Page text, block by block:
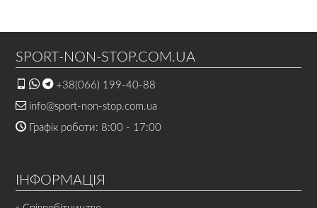
SPORT-NON-STOP.COM.UA
+38(066) 199-40-88
info@sport-non-stop.com.ua
Графік роботи: 8:00 - 17:00
ІНФОРМАЦІЯ